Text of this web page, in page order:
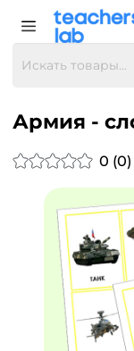
Армия -
0 (0)